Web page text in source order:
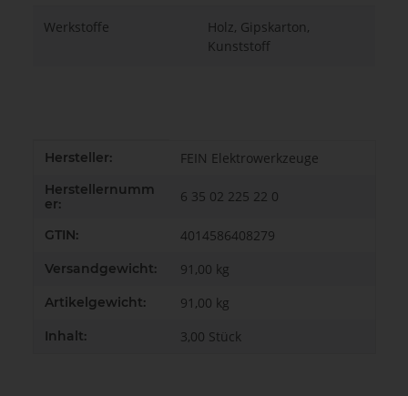
Werkstoffe
Holz, Gipskarton,
Kunststoff
Produkteigenschaft
Wert
Hersteller: FEIN Elektrowerkzeuge
Herstellernumm
er:
6 35 02 225 22 0
GTIN: 4014586408279
Versandgewicht: 91,00 kg
Artikelgewicht: 91,00 kg
Inhalt: 3,00 Stück